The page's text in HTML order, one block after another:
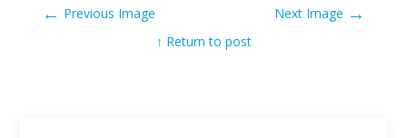
← Previous Image Next Image →
↑ Return to post